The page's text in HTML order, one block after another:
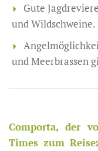
Gute
und Wildschweine.
und Meerbrassen
Comporta, der
Times zum